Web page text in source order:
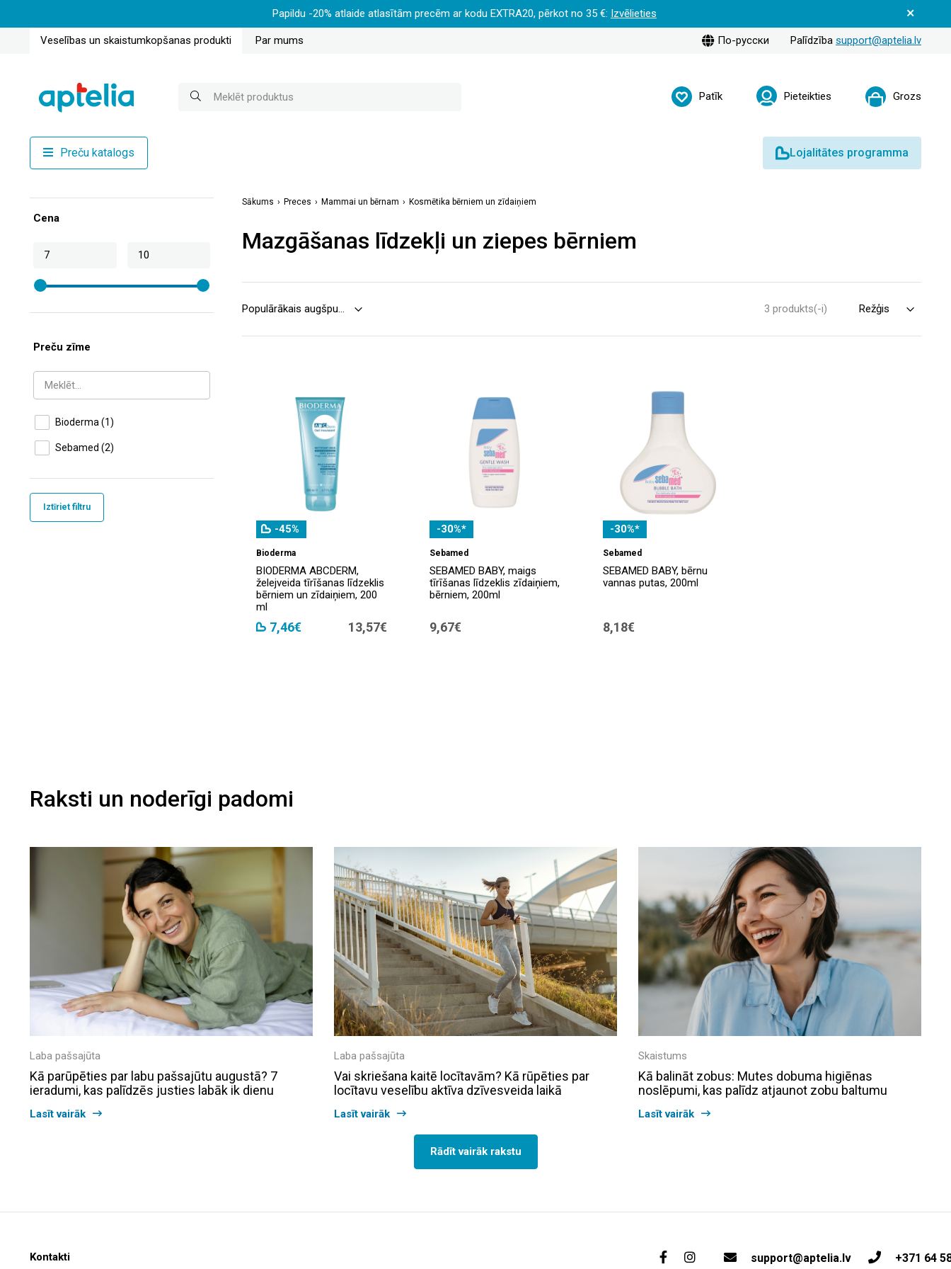
Papildu -20% atlaide atlasītām precēm ar kodu EXTRA20, pērkot no 35 €: Izvēlieties
Veselības un skaistumkopšanas produkti Par mums По-русски Palīdzība support@aptelia.lv
Patīk Pieteikties Grozs
Preču katalogs Lojalitātes programma
Cena
Preču zīme
Bioderma (1)
Sebamed (2)
Iztīriet filtru
Sākums Preces Mammai un bērnam Kosmētika bērniem un zīdaiņiem
Mazgāšanas līdzekļi un ziepes bērniem
3 produkts(-i)
-45%
Bioderma
BIODERMA ABCDERM,
želejveida tīrīšanas līdzeklis
bērniem un zīdaiņiem, 200
ml
7,46€ 13,57€
-30%*
Sebamed
SEBAMED BABY, maigs
tīrīšanas līdzeklis zīdaiņiem,
bērniem, 200ml
9,67€
-30%*
Sebamed
SEBAMED BABY, bērnu
vannas putas, 200ml
8,18€
Raksti un noderīgi padomi
Laba pašsajūta
Kā parūpēties par labu pašsajūtu augustā? 7
ieradumi, kas palīdzēs justies labāk ik dienu
Lasīt vairāk
Laba pašsajūta
Vai skriešana kaitē locītavām? Kā rūpēties par
locītavu veselību aktīva dzīvesveida laikā
Lasīt vairāk
Skaistums
Kā balināt zobus: Mutes dobuma higiēnas
noslēpumi, kas palīdz atjaunot zobu baltumu
Lasīt vairāk
Rādīt vairāk rakstu
Kontakti support@aptelia.lv +371 64